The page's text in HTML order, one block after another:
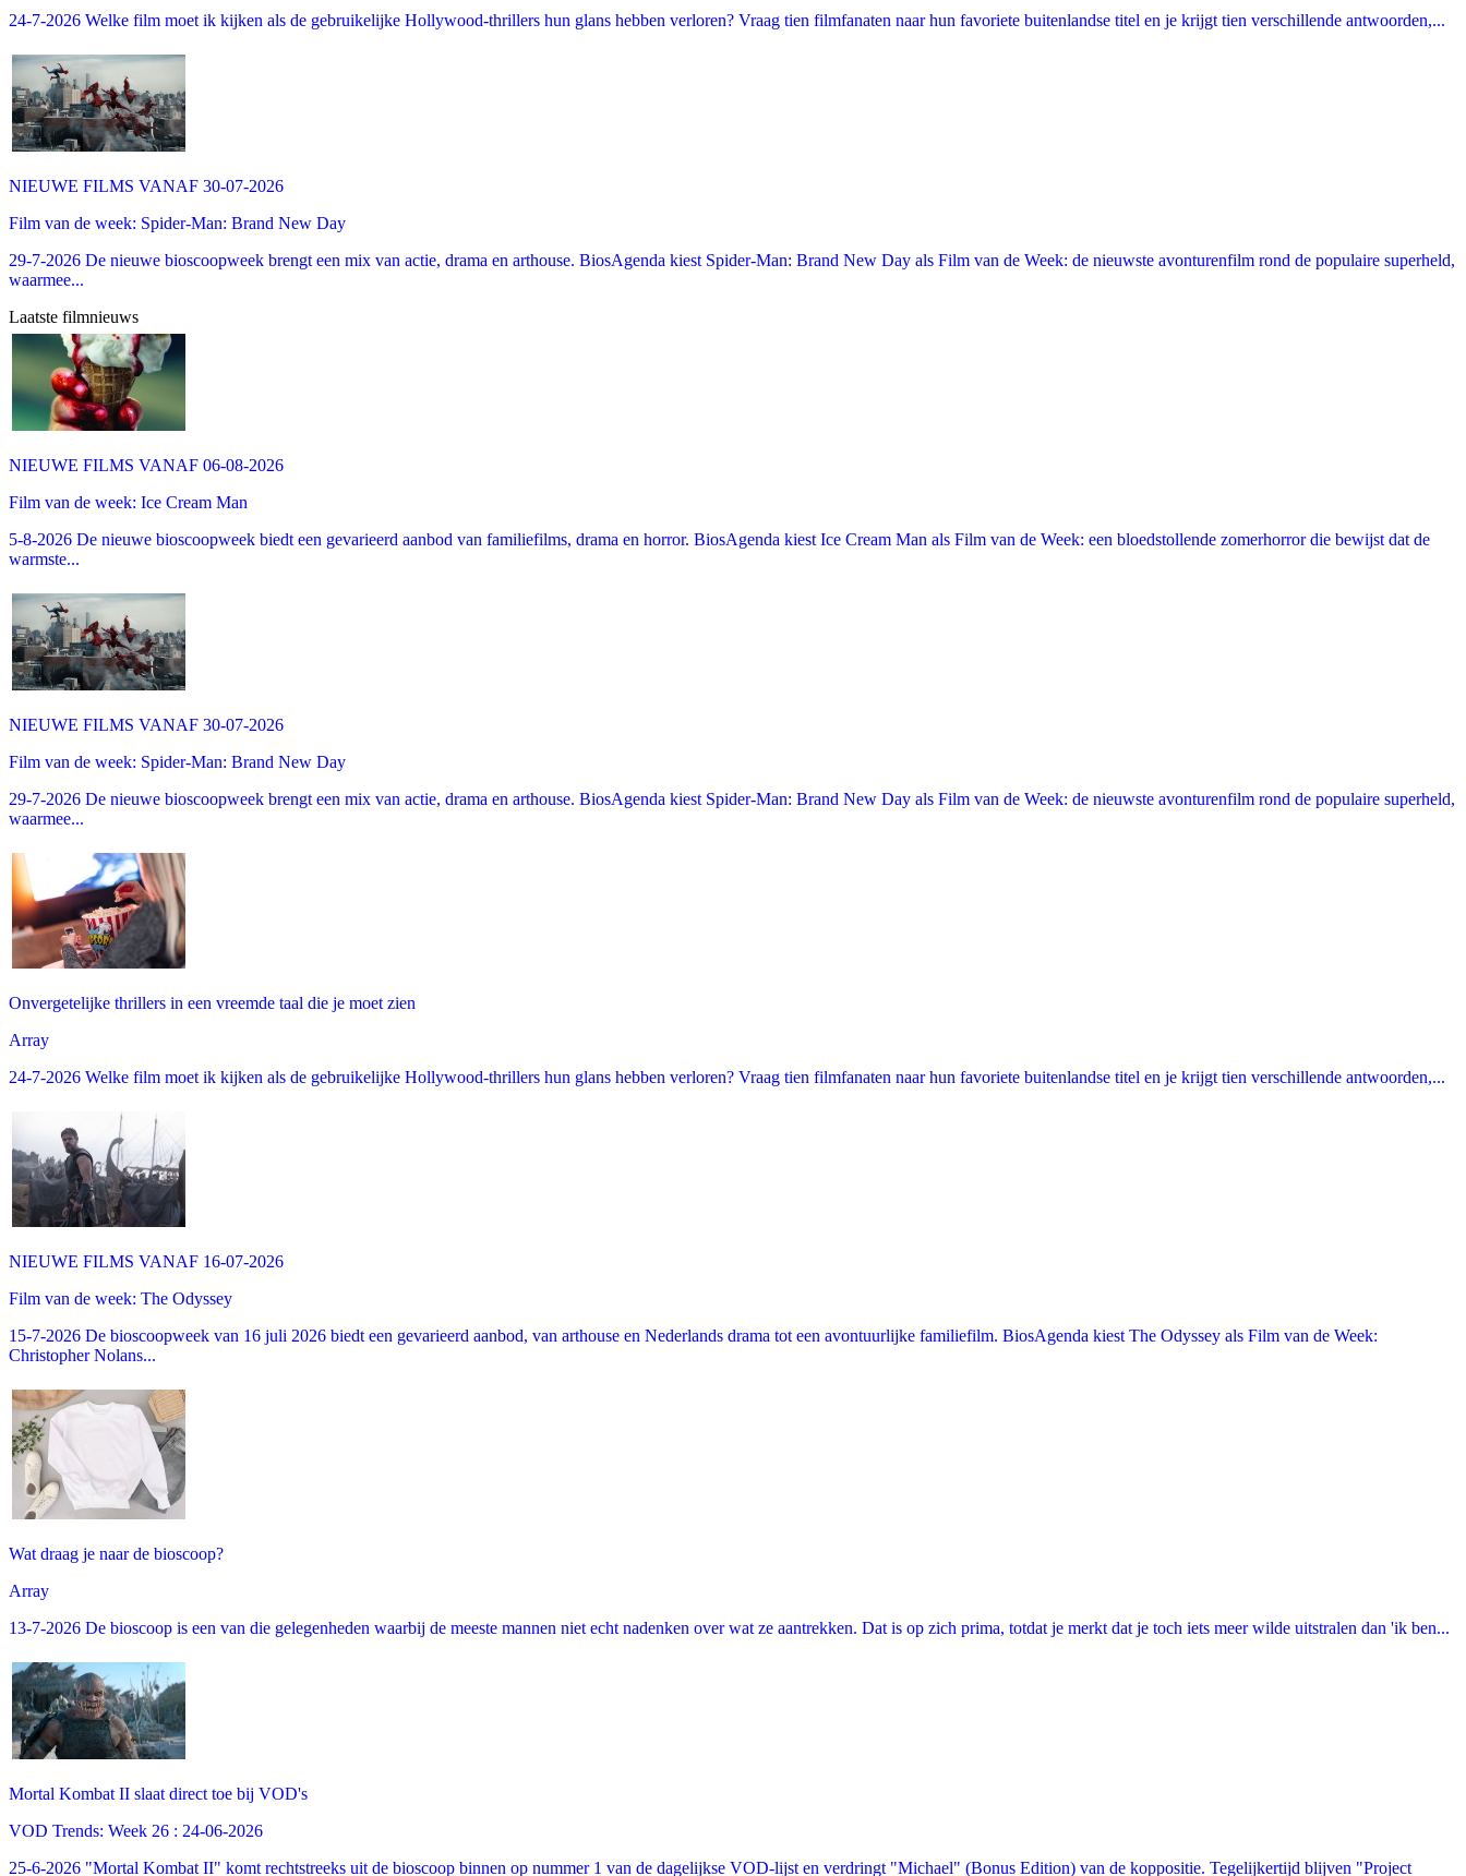
24-7-2026 Welke film moet ik kijken als de gebruikelijke Hollywood-thrillers hun glans hebben verloren? Vraag tien filmfanaten naar hun favoriete buitenlandse titel en je krijgt tien verschillende antwoorden,...
NIEUWE FILMS VANAF 30-07-2026
Film van de week: Spider-Man: Brand New Day
29-7-2026 De nieuwe bioscoopweek brengt een mix van actie, drama en arthouse. BiosAgenda kiest Spider-Man: Brand New Day als Film van de Week: de nieuwste avonturenfilm rond de populaire superheld,
waarmee...
Laatste filmnieuws
NIEUWE FILMS VANAF 06-08-2026
Film van de week: Ice Cream Man
5-8-2026 De nieuwe bioscoopweek biedt een gevarieerd aanbod van familiefilms, drama en horror. BiosAgenda kiest Ice Cream Man als Film van de Week: een bloedstollende zomerhorror die bewijst dat de
warmste...
NIEUWE FILMS VANAF 30-07-2026
Film van de week: Spider-Man: Brand New Day
29-7-2026 De nieuwe bioscoopweek brengt een mix van actie, drama en arthouse. BiosAgenda kiest Spider-Man: Brand New Day als Film van de Week: de nieuwste avonturenfilm rond de populaire superheld,
waarmee...
Onvergetelijke thrillers in een vreemde taal die je moet zien
Array
24-7-2026 Welke film moet ik kijken als de gebruikelijke Hollywood-thrillers hun glans hebben verloren? Vraag tien filmfanaten naar hun favoriete buitenlandse titel en je krijgt tien verschillende antwoorden,...
NIEUWE FILMS VANAF 16-07-2026
Film van de week: The Odyssey
15-7-2026 De bioscoopweek van 16 juli 2026 biedt een gevarieerd aanbod, van arthouse en Nederlands drama tot een avontuurlijke familiefilm. BiosAgenda kiest The Odyssey als Film van de Week:
Christopher Nolans...
Wat draag je naar de bioscoop?
Array
13-7-2026 De bioscoop is een van die gelegenheden waarbij de meeste mannen niet echt nadenken over wat ze aantrekken. Dat is op zich prima, totdat je merkt dat je toch iets meer wilde uitstralen dan 'ik ben...
Mortal Kombat II slaat direct toe bij VOD's
VOD Trends: Week 26 : 24-06-2026
25-6-2026 "Mortal Kombat II" komt rechtstreeks uit de bioscoop binnen op nummer 1 van de dagelijkse VOD-lijst en verdringt "Michael" (Bonus Edition) van de koppositie. Tegelijkertijd blijven "Project